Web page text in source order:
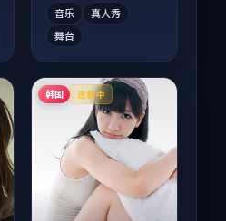
音乐
真人秀
舞台
韩国 连载中